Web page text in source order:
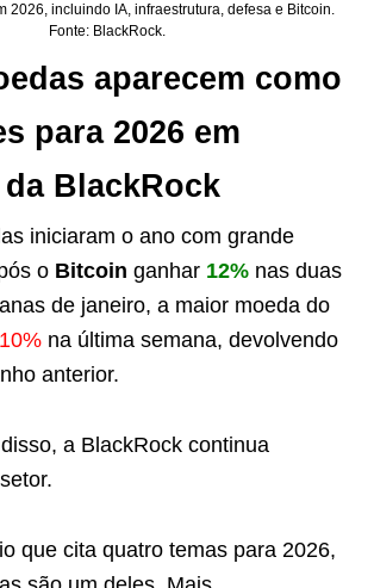
2026, incluindo IA, infraestrutura, defesa e Bitcoin.
Fonte: BlackRock.
aparecem como
para 2026 em
BlackRock
iniciaram o ano com grande
o Bitcoin ganhar 12% nas duas
de janeiro, a maior moeda do
10% na última semana, devolvendo
anterior.
a BlackRock continua
que cita quatro temas para 2026,